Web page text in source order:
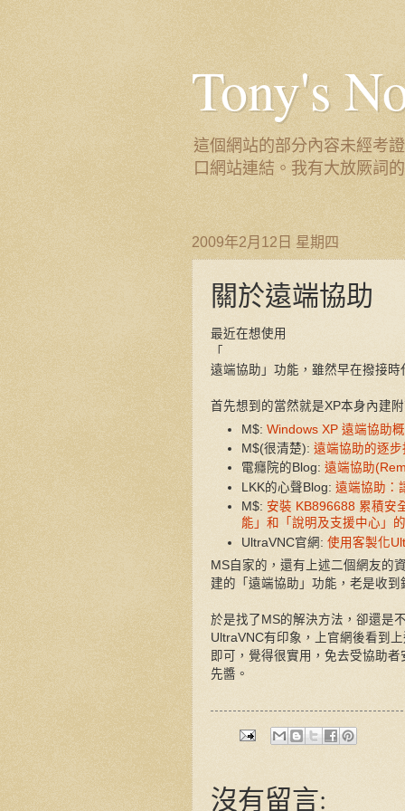
Tony's
這個網站的部分內容未經考
口網站連結。我有大放厥詞
2009年2月12日 星期四
關於遠端協助
最近在想使用
「
遠端協助」功能，雖然早在撥接
首先想到的當然就是XP本身內建
M$: Windows XP 遠端協助
M$(很清楚): 遠端協助的逐步
電癮院的Blog: 遠端協助
LKK的心聲Blog: 遠端協助：
M$: 安裝 KB896688 累積安
能」和「說明及支援中心」
UltraVNC官網: 使用客製化
MS自家的，還有上述二個網友的
建的「 遠端協助」功能，老是收
於是找了MS的解決方法，卻還是
UltraVNC有印象，上官網後看到
即可，覺得很實用，免去受協助
先醬。
沒有留言: